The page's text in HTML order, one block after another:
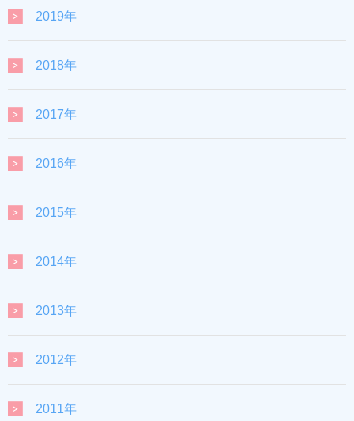
2019年
2018年
2017年
2016年
2015年
2014年
2013年
2012年
2011年